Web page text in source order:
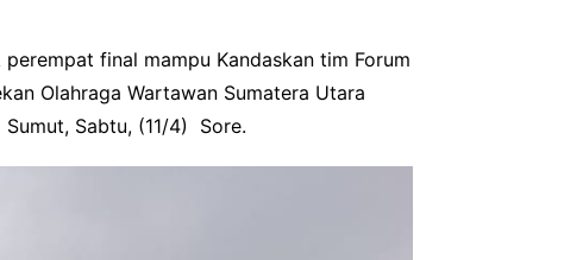
final mampu Kandaskan tim Forum
Olahraga Wartawan Sumatera Utara
Sabtu, (11/4) Sore.